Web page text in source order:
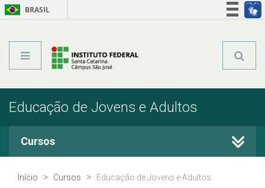
BRASIL
Educação de Jovens e Adultos
Cursos
Técnicos Integrados
Início Cursos Educação de Jovens e Adultos